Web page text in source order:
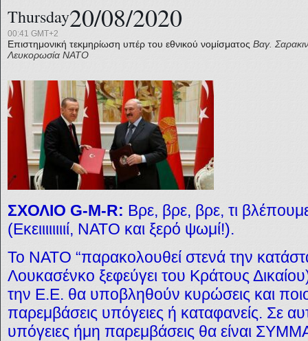
Thursday20/08/2020
00:41 GMT+2
Επιστημονική τεκμηρίωση υπέρ του εθνικού νομίσματος Βαγ.
Λευκορωσία ΝΑΤΟ
ΣΧΟΛΙΟ G-M-R: Βρε, βρε, βρε, τι
(Εκειιιιιιιιί, ΝΑΤΟ και ξερό ψωμί!).
Το ΝΑΤΟ “παρακολουθεί στενά την
Λουκασένκο ξεφεύγει του Κράτους
την Ε.Ε. θα υποβληθούν κυρώσεις και
παρεμβάσεις υπόγειες ή καταφανείς. Σε
υπόγειες ήμη παρεμβάσεις θα είναι